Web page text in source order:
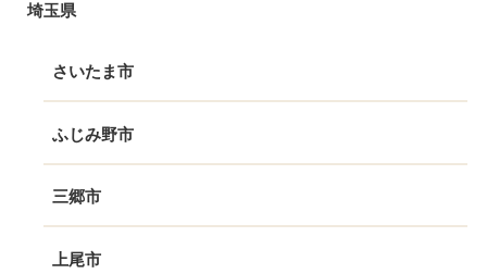
埼玉県
さいたま市
ふじみ野市
三郷市
上尾市